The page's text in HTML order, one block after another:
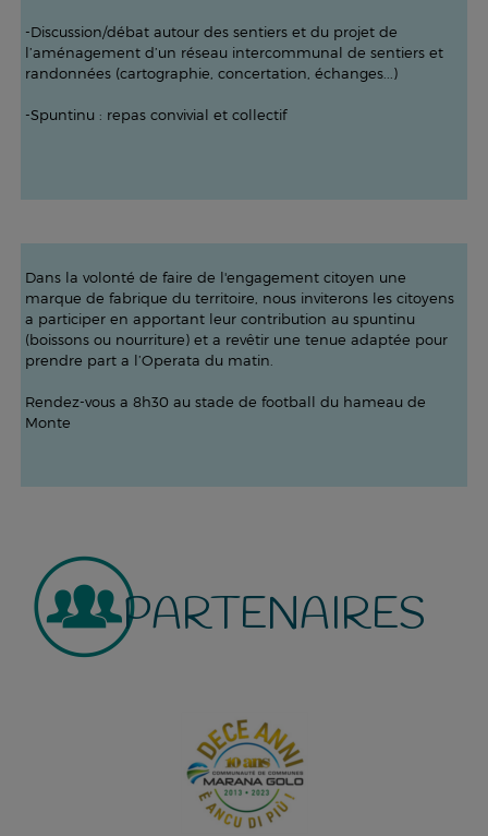
-Discussion/débat autour des sentiers et du projet de
l’aménagement d’un réseau intercommunal de sentiers et
randonnées (cartographie, concertation, échanges...)
-Spuntinu : repas convivial et collectif
Dans la volonté de faire de l'engagement citoyen une
marque de fabrique du territoire, nous inviterons les citoyens
a participer en apportant leur contribution au spuntinu
(boissons ou nourriture) et a revêtir une tenue adaptée pour
prendre part a l’Operata du matin.
Rendez-vous a 8h30 au stade de football du hameau de
Monte
PARTENAIRES